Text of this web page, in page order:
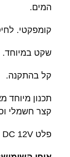
המים.
קומפקטי.
שקט במיוחד.
קל בהתקנה.
תכנון מיוחד
קצר חשמלי
פלט DC 12V מבטיח חסכון חשמל וסכנה.